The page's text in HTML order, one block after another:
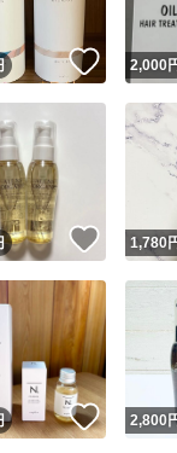
いいね！
2,000
いいね！
1,780
いいね！
2,800